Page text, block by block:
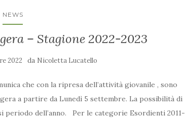
NEWS
– Stagione 2022-2023
2022 da Nicoletta Lucatello
che con la ripresa dell’attività giovanile , sono
a partire da Lunedì 5 settembre. La possibilità di
periodo dell’anno. Per le categorie Esordienti 2011-